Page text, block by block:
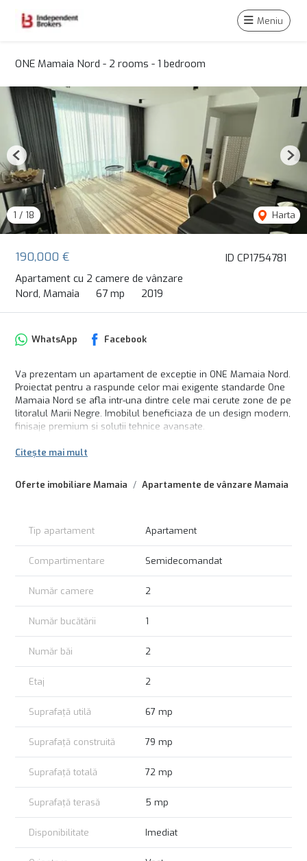
Meniu
ONE Mamaia Nord - 2 rooms - 1 bedroom
ID CP1754781
190,000 €
Apartament cu 2 camere de vânzare
Nord, Mamaia
67 mp 2019
1 / 18 Harta
Previous
Oferte imobiliare Mamaia Apartamente de vânzare Mamaia
WhatsApp Facebook
Va prezentam un apartament de exceptie in ONE Mamaia Nord.
Proiectat pentru a raspunde celor mai exigente standarde One
Mamaia Nord se afla intr-una dintre cele mai cerute zone de pe
litoralul Marii Negre. Imobilul beneficiaza de un design modern,
finisaje premium si solutii tehnice avansate.
Citește mai mult
Tip apartament Apartament
Compartimentare Semidecomandat
Număr camere 2
Număr bucătării 1
Număr băi 2
Etaj 2
Suprafață utilă 67 mp
Suprafață construită 79 mp
Suprafață totală 72 mp
Suprafață terasă 5 mp
Disponibilitate Imediat